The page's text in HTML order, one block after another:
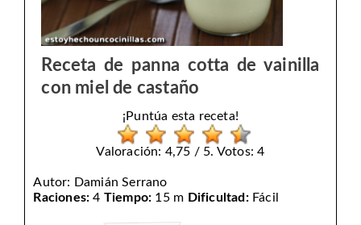
Receta de panna cotta de vainilla
con miel de castaño
¡Puntúa esta receta!
Valoración: 4,75 / 5. Votos: 4
Autor: Damián Serrano
Raciones: 4 Tiempo: 15 m Dificultad:Fácil